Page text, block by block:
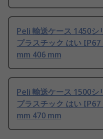
Peli 輸送ケース 1450シ
プラスチック はい
mm 406 mm
Peli 輸送ケース 1500シ
プラスチック はい
mm 470 mm